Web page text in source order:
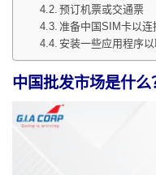
预订机票或交通票
准备中国SIM卡以连
安装一些应用程序
中国批发市场是什么